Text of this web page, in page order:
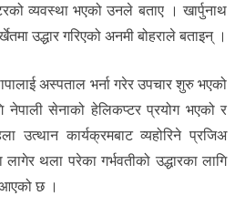
व्यवस्था भएको उनले बताए । खार्पुनाथ
उद्धार गरिएको अनमी बोहराले बताइन् ।
अस्पताल भर्ना गरेर उपचार शुरु भएको
नेपाली सेनाको हेलिकप्टर प्रयोग भएको र
उत्थान कार्यक्रमबाट व्यहोरिने प्रजिअ
थला परेका गर्भवतीको उद्धारका लागि
आएको छ ।